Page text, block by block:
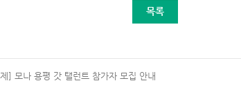
목록
] 모나 용평 갓 탤런트 참가자 모집 안내